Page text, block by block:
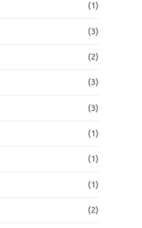
(1)
(3)
(2)
(3)
(3)
(1)
(1)
(1)
(2)